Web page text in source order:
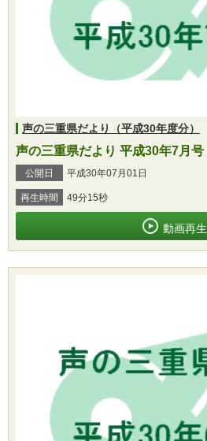
声の三重県だより（平成30年度分）
声の三重県だより 平成30年7月号
公開日 平成30年07月01日
再生時間 49分15秒
動画再生